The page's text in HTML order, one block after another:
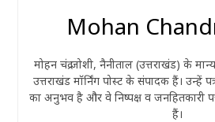
Mohan
मोहन चंद्र जोशी, नैनीताल (उत्तराखंड) के
उत्तराखंड मॉर्निंग पोस्ट के संपादक हैं। उन्हें
का अनुभव है और वे निष्पक्ष व जनहितकारी
हैं।